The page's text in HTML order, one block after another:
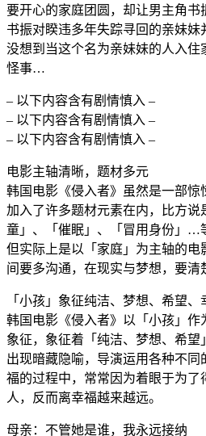
要开心的家庭团圆，却让男主角书
书振对睽违多年失踪寻回的亲妹
没想到当这个名为亲妹妹的人入住
怪事…
– 以下内容含有剧情慎入 –
– 以下内容含有剧情慎入 –
– 以下内容含有剧情慎入 –
电影主轴清晰，题材多元
韩国电影《侵入者》虽然是一部惊
加入了许多题材元素在内，比方说
童」、「催眠」、「冒用身份」…
但实际上是以「家庭」为主轴的
间要多沟通，在现实与梦想，要清
「小孩」象征纯洁、梦想、希望、
韩国电影《侵入者》以「小孩」
象征，象征着「纯洁、梦想、希望
出现暗藏隐喻，导演运用各种不
福的过程中，常常因为着眼于为了
人，反而离幸福越来越远。
母亲：不管她是谁，我永远接纳